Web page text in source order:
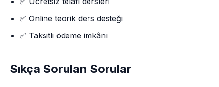
✅ Online teorik ders desteği
✅ Taksitli ödeme imkânı
Sıkça Sorulan Sorular